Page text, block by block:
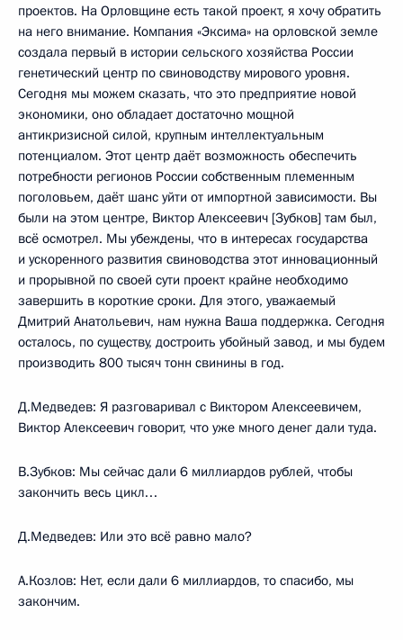
проектов. На Орловщине есть такой проект, я хочу обратить
на него внимание. Компания «Эксима» на орловской земле
создала первый в истории сельского хозяйства России
генетический центр по свиноводству мирового уровня.
Сегодня мы можем сказать, что это предприятие новой
экономики, оно обладает достаточно мощной
антикризисной силой, крупным интеллектуальным
потенциалом. Этот центр даёт возможность обеспечить
потребности регионов России собственным племенным
поголовьем, даёт шанс уйти от импортной зависимости. Вы
были на этом центре, Виктор Алексеевич [Зубков] там был,
всё осмотрел. Мы убеждены, что в интересах государства
и ускоренного развития свиноводства этот инновационный
и прорывной по своей сути проект крайне необходимо
завершить в короткие сроки. Для этого, уважаемый
Дмитрий Анатольевич, нам нужна Ваша поддержка. Сегодня
осталось, по существу, достроить убойный завод, и мы будем
производить 800 тысяч тонн свинины в год.
Д.Медведев: Я разговаривал с Виктором Алексеевичем,
Виктор Алексеевич говорит, что уже много денег дали туда.
В.Зубков: Мы сейчас дали 6 миллиардов рублей, чтобы
закончить весь цикл…
Д.Медведев: Или это всё равно мало?
А.Козлов: Нет, если дали 6 миллиардов, то спасибо, мы
закончим.